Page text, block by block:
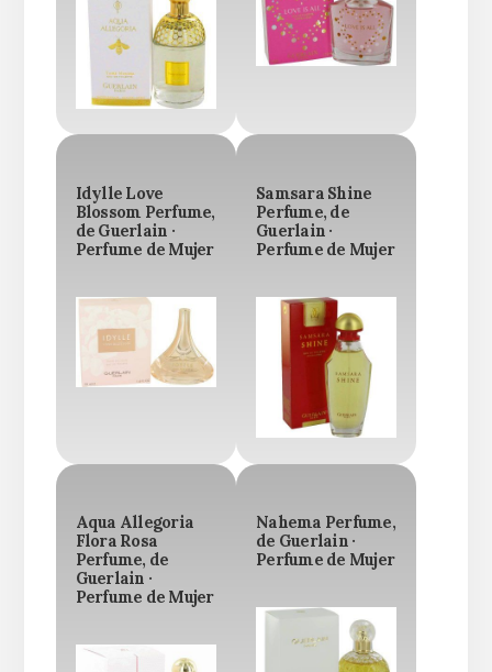
Idylle Love
Blossom Perfume,
de Guerlain ·
Perfume de Mujer
Samsara Shine
Perfume, de
Guerlain ·
Perfume de Mujer
Aqua Allegoria
Flora Rosa
Perfume, de
Guerlain ·
Perfume de Mujer
Nahema Perfume,
de Guerlain ·
Perfume de Mujer